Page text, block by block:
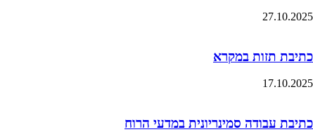
27.10.2025
כתיבת תזות במקרא
17.10.2025
כתיבת עבודה סמינריונית במדעי הרוח